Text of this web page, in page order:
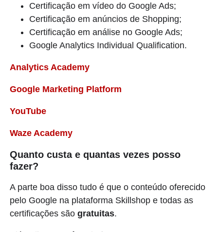
Certificação em vídeo do Google Ads;
Certificação em anúncios de Shopping;
Certificação em análise no Google Ads;
Google Analytics Individual Qualification.
Analytics Academy
Google Marketing Platform
YouTube
Waze Academy
Quanto custa e quantas vezes posso
fazer?
A parte boa disso tudo é que o conteúdo oferecido
pelo Google na plataforma Skillshop e todas as
certificações são gratuitas.